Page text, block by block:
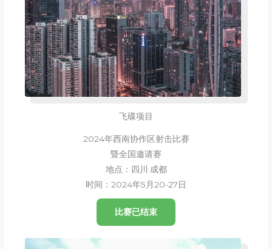
飞碟项目
2024年西南协作区射击比赛
暨全国邀请赛
地点：四川·成都
时间：2024年5月20-27日
比赛已结束